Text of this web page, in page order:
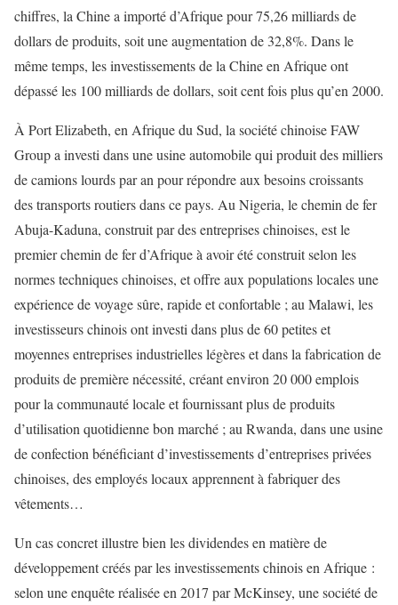
chiffres, la Chine a importé d’Afrique pour 75,26 milliards de
dollars de produits, soit une augmentation de 32,8%. Dans le
même temps, les investissements de la Chine en Afrique ont
dépassé les 100 milliards de dollars, soit cent fois plus qu’en 2000.
À Port Elizabeth, en Afrique du Sud, la société chinoise FAW
Group a investi dans une usine automobile qui produit des milliers
de camions lourds par an pour répondre aux besoins croissants
des transports routiers dans ce pays. Au Nigeria, le chemin de fer
Abuja-Kaduna, construit par des entreprises chinoises, est le
premier chemin de fer d’Afrique à avoir été construit selon les
normes techniques chinoises, et offre aux populations locales une
expérience de voyage sûre, rapide et confortable ; au Malawi, les
investisseurs chinois ont investi dans plus de 60 petites et
moyennes entreprises industrielles légères et dans la fabrication de
produits de première nécessité, créant environ 20 000 emplois
pour la communauté locale et fournissant plus de produits
d’utilisation quotidienne bon marché ; au Rwanda, dans une usine
de confection bénéficiant d’investissements d’entreprises privées
chinoises, des employés locaux apprennent à fabriquer des
vêtements…
Un cas concret illustre bien les dividendes en matière de
développement créés par les investissements chinois en Afrique :
selon une enquête réalisée en 2017 par McKinsey, une société de